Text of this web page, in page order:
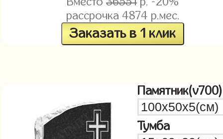
рассрочка 4874 р.мес.
Заказать в 1 клик
Памятник(v700)
Тумба